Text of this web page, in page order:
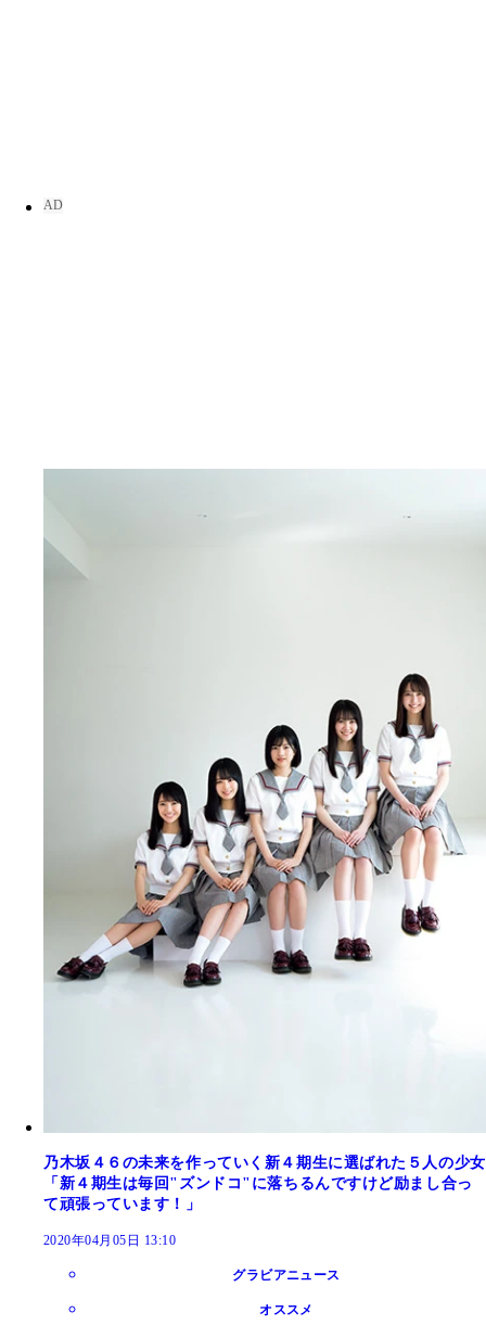
乃木坂４６の未来を作っていく新４期生に選ばれた５人の少女
「新４期生は毎回"ズンドコ"に落ちるんですけど励まし合っ
て頑張っています！」
2020年04月05日 13:10
グラビアニュース
オススメ